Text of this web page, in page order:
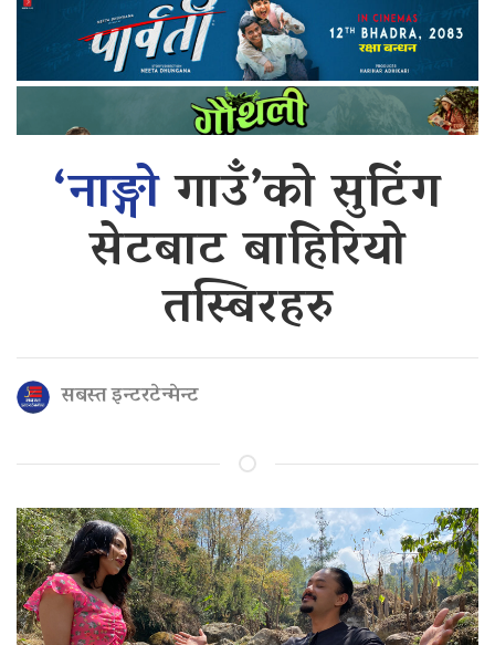
‘नाङ्गोगाउँ’को सुटिंग
सेटबाट बाहिरियो
तस्बिरहरु
सबस्त इन्टरटेन्मेन्ट